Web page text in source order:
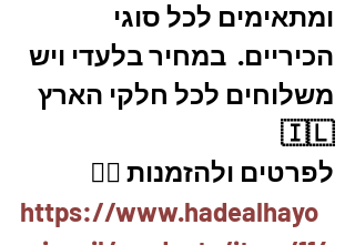
ומתאימים לכל סוגי
הכיריים.  במחיר בלעדי ויש
משלוחים לכל חלקי הארץ
🇮🇱
לפרטים ולהזמנות 👇🏼
https://www.hadealhayo